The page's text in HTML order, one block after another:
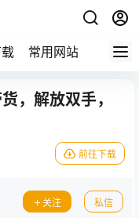
常用网站
，解放双手，
前往下载
关注 私信